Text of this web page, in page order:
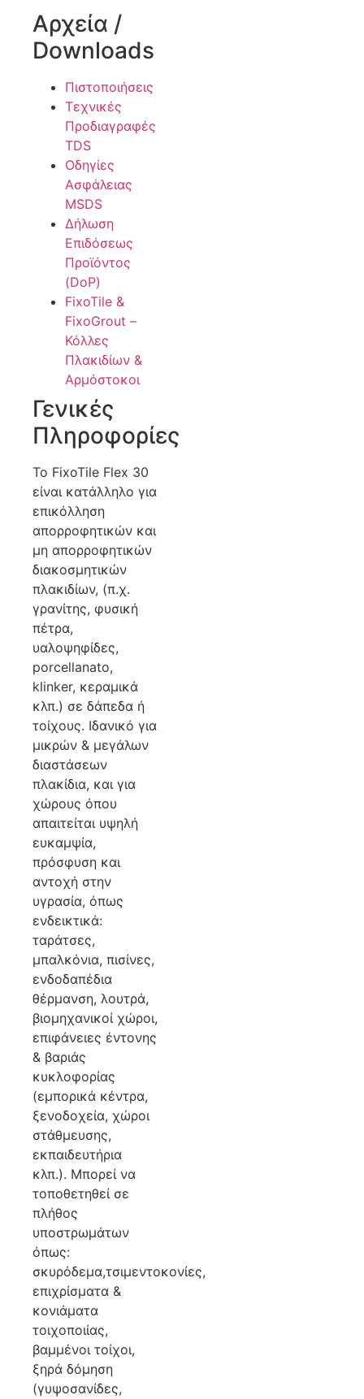
Αρχεία /
Downloads
Πιστοποιήσεις
Τεχνικές
Προδιαγραφές
TDS
Οδηγίες
Ασφάλειας
MSDS
Δήλωση
Επιδόσεως
Προϊόντος
(DoP)
FixoTile &
FixoGrout –
Κόλλες
Πλακιδίων &
Αρμόστοκοι
Γενικές
Πληροφορίες
Το FixoTile Flex 30
είναι κατάλληλο για
επικόλληση
απορροφητικών και
μη απορροφητικών
διακοσμητικών
πλακιδίων, (π.χ.
γρανίτης, φυσική
πέτρα,
υαλοψηφίδες,
porcellanato,
klinker, κεραμικά
κλπ.) σε δάπεδα ή
τοίχους. Ιδανικό για
μικρών & μεγάλων
διαστάσεων
πλακίδια, και για
χώρους όπου
απαιτείται υψηλή
ευκαμψία,
πρόσφυση και
αντοχή στην
υγρασία, όπως
ενδεικτικά:
ταράτσες,
μπαλκόνια, πισίνες,
ενδοδαπέδια
θέρμανση, λουτρά,
βιομηχανικοί χώροι,
επιφάνειες έντονης
& βαριάς
κυκλοφορίας
(εμπορικά κέντρα,
ξενοδοχεία, χώροι
στάθμευσης,
εκπαιδευτήρια
κλπ.). Μπορεί να
τοποθετηθεί σε
πλήθος
υποστρωμάτων
όπως:
σκυρόδεμα,τσιμεντοκονίες,
επιχρίσματα &
κονιάματα
τοιχοποιίας,
βαμμένοι τοίχοι,
ξηρά δόμηση
(γυψοσανίδες,